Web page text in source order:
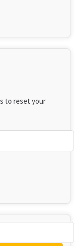
to reset your